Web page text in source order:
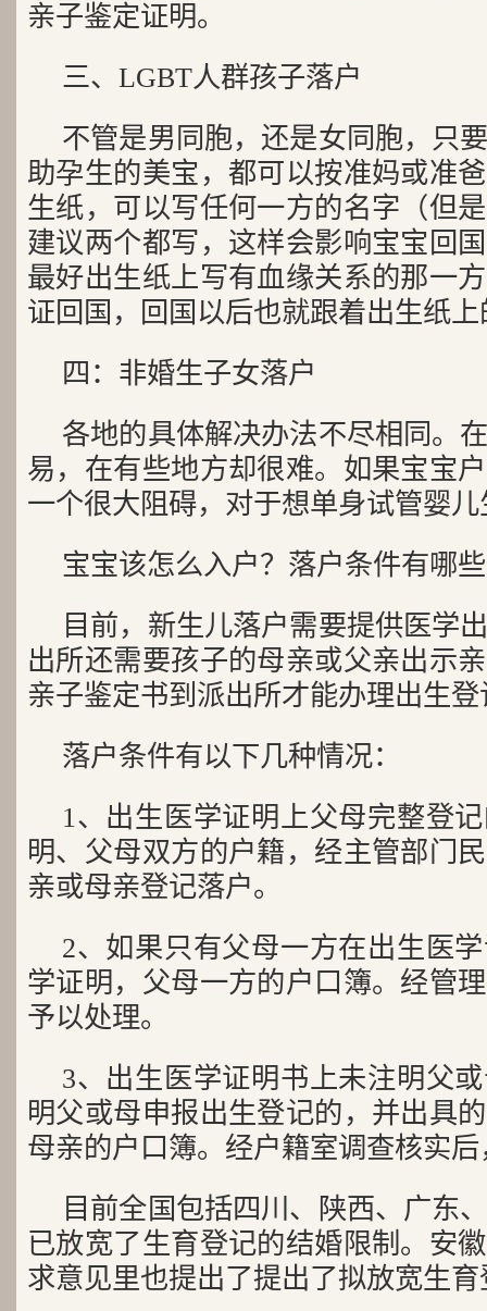
亲子鉴定证明。
三、LGBT人群孩子落户
不管是男同胞，还是女同胞，只
助孕生的美宝，都可以按准妈或准
生纸，可以写任何一方的名字（但
建议两个都写，这样会影响宝宝回
最好出生纸上写有血缘关系的那一
证回国，回国以后也就跟着出生纸
四：非婚生子女落户
各地的具体解决办法不尽相同。
易，在有些地方却很难。如果宝宝
一个很大阻碍，对于想单身试管婴
宝宝该怎么入户？落户条件有哪
目前，新生儿落户需要提供医学
出所还需要孩子的母亲或父亲出示
亲子鉴定书到派出所才能办理出生登
落户条件有以下几种情况：
1、出生医学证明上父母完整登
明、父母双方的户籍，经主管部门
亲或母亲登记落户。
2、如果只有父母一方在出生医
学证明，父母一方的户口簿。经管
予以处理。
3、出生医学证明书上未注明父
明父或母申报出生登记的，并出具
母亲的户口簿。经户籍室调查核实
目前全国包括四川、陕西、广东
已放宽了生育登记的结婚限制。安
求意见里也提出了提出了拟放宽生